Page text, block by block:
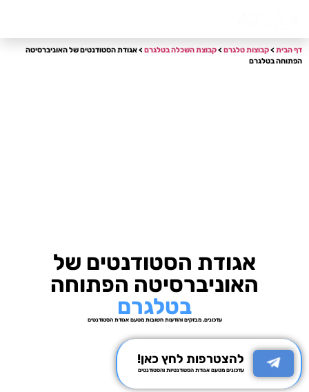
דף הבית >קבוצות טלגרם >קבוצת השכלה בטלגרם > אגודת הסטודנטים של האוניברסיטה
הפתוחה בטלגרם
אגודת הסטודנטים של
האוניברסיטה הפתוחה
בטלגרם
עדכונים, מבזקים והודעות חשובות מטעם אגודת הסטודנטים
להצטרפות לחץ כאן!
עדכונים מטעם אגודת הסטודנטיות והסטודנטים